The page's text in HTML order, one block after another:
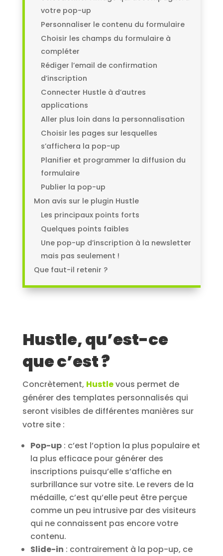
votre pop-up
Personnaliser le contenu du formulaire
Choisir les champs du formulaire à
compléter
Rédiger l’email de confirmation
d’inscription
Connecter Hustle à d’autres
applications
Aller plus loin dans la personnalisation
Choisir les pages sur lesquelles
s’affichera la pop-up
Planifier et programmer la diffusion du
formulaire
Publier la pop-up
Mon avis sur le plugin Hustle
Les principaux points forts
Quelques points faibles
Une pop-up d’inscription à la newsletter
mais pas seulement !
Que faut-il retenir ?
Hustle, qu’est-ce
que c’est ?
Concrètement, Hustlevous permet de
générer des templates personnalisés qui
seront visibles de différentes manières sur
votre site :
Pop-up: c’est l’option la plus populaire et
la plus efficace pour générer des
inscriptions puisqu’elle s’affiche en
surbrillance sur votre site. Le revers de la
médaille, c’est qu’elle peut être perçue
comme un peu intrusive par des visiteurs
qui ne connaissent pas encore votre
contenu.
Slide-in : contrairement à la pop-up, ce